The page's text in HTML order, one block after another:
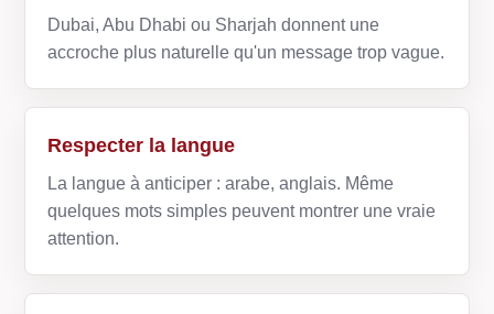
Dubai, Abu Dhabi ou Sharjah donnent une
accroche plus naturelle qu'un message trop vague.
Respecter la langue
La langue à anticiper : arabe, anglais. Même
quelques mots simples peuvent montrer une vraie
attention.